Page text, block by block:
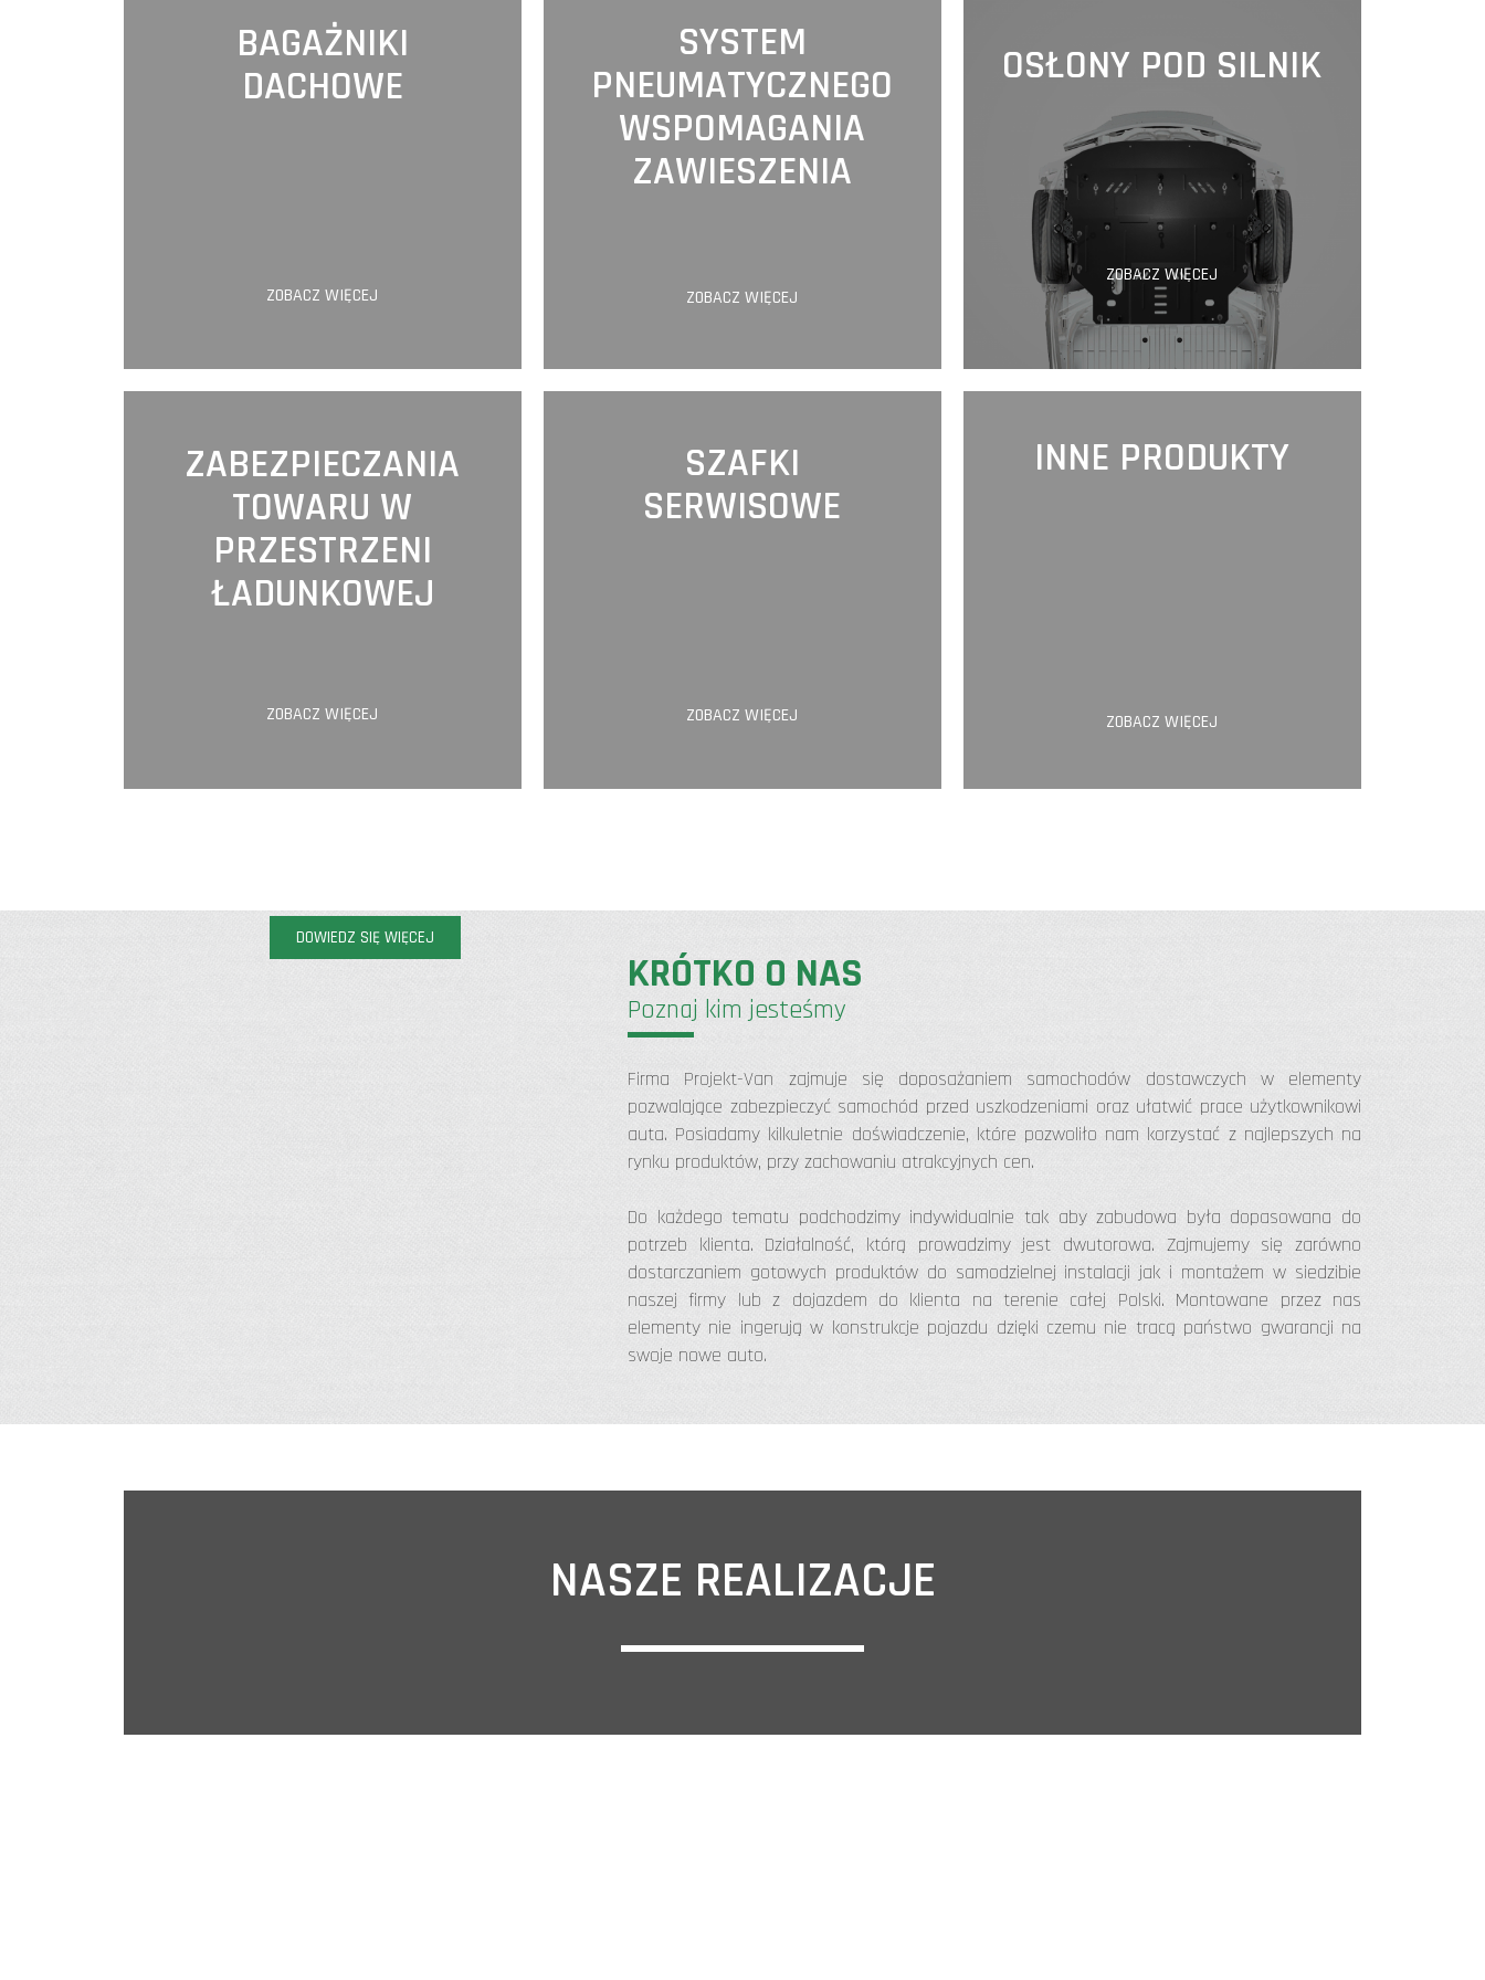
BAGAŻNIKI
DACHOWE
ZOBACZ WIĘCEJ
SYSTEM
PNEUMATYCZNEGO
WSPOMAGANIA
ZAWIESZENIA
ZOBACZ WIĘCEJ
OSŁONY POD SILNIK
ZOBACZ WIĘCEJ
ZABEZPIECZANIA
TOWARU W
PRZESTRZENI
ŁADUNKOWEJ
ZOBACZ WIĘCEJ
SZAFKI
SERWISOWE
ZOBACZ WIĘCEJ
INNE PRODUKTY
ZOBACZ WIĘCEJ
DOWIEDZ SIĘ WIĘCEJ
KRÓTKO O NAS
Poznaj kim jesteśmy
Firma Projekt-Van zajmuje się doposażaniem samochodów dostawczych w elementy
pozwalające zabezpieczyć samochód przed uszkodzeniami oraz ułatwić prace użytkownikowi
auta. Posiadamy kilkuletnie doświadczenie, które pozwoliło nam korzystać z najlepszych na
rynku produktów, przy zachowaniu atrakcyjnych cen.
Do każdego tematu podchodzimy indywidualnie tak aby zabudowa była dopasowana do
potrzeb klienta. Działalność, którą prowadzimy jest dwutorowa. Zajmujemy się zarówno
dostarczaniem gotowych produktów do samodzielnej instalacji jak i montażem w siedzibie
naszej firmy lub z dojazdem do klienta na terenie całej Polski. Montowane przez nas
elementy nie ingerują w konstrukcje pojazdu dzięki czemu nie tracą państwo gwarancji na
swoje nowe auto.
NASZE REALIZACJE